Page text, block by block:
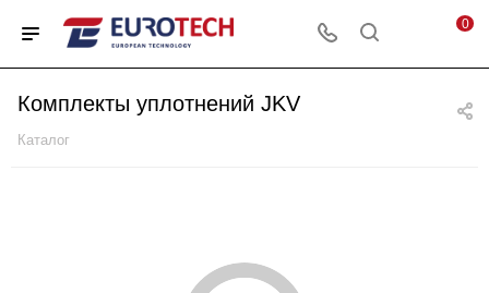
0
Комплекты уплотнений JKV
Каталог